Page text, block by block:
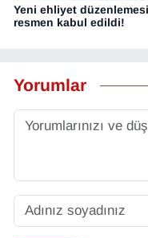
Yeni ehliyet düzenlemesi
resmen kabul edildi!
Yorumlar